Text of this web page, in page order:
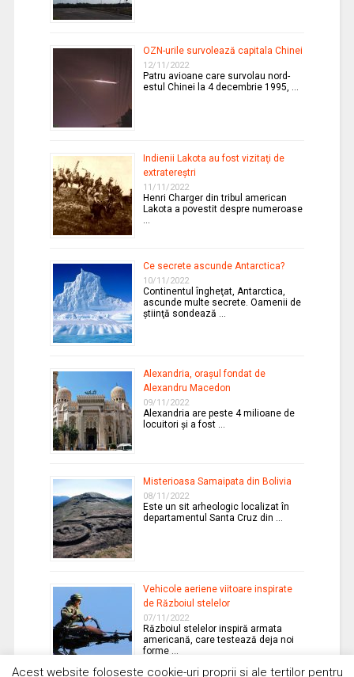
OZN-urile survolează capitala Chinei
12/11/2022
Patru avioane care survolau nord-
estul Chinei la 4 decembrie 1995, …
Indienii Lakota au fost vizitaţi de
extratereştri
11/11/2022
Henri Charger din tribul american
Lakota a povestit despre numeroase
…
Ce secrete ascunde Antarctica?
10/11/2022
Continentul îngheţat, Antarctica,
ascunde multe secrete. Oamenii de
ştiinţă sondează …
Alexandria, oraşul fondat de
Alexandru Macedon
09/11/2022
Alexandria are peste 4 milioane de
locuitori şi a fost …
Misterioasa Samaipata din Bolivia
08/11/2022
Este un sit arheologic localizat în
departamentul Santa Cruz din …
Vehicole aeriene viitoare inspirate
de Războiul stelelor
07/11/2022
Războiul stelelor inspiră armata
americană, care testează deja noi
forme …
Acest website foloseste cookie-uri proprii si ale tertilor pentru